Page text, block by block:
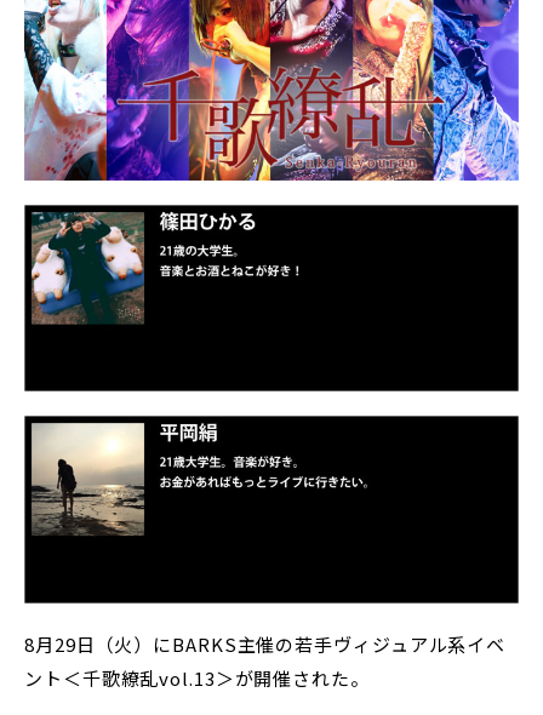
8月29日（火）にBARKS主催の若手ヴィジュアル系イベ
ント＜千歌繚乱vol.13＞が開催された。